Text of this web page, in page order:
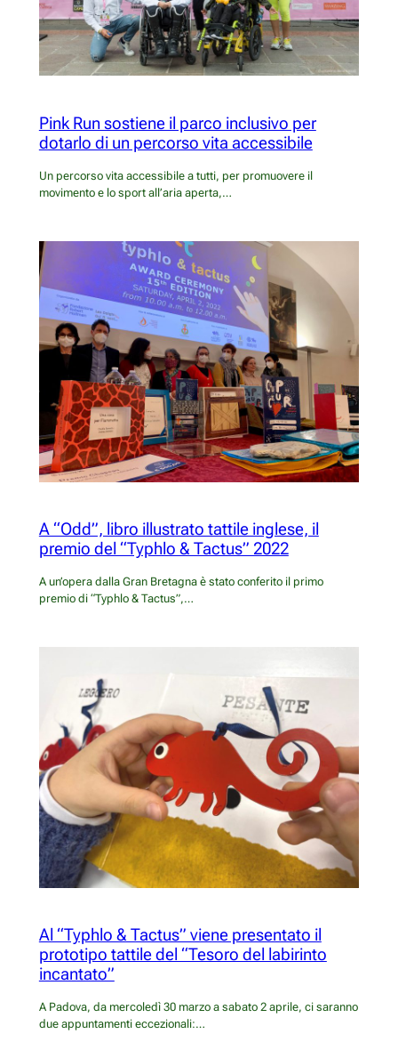
Pink Run sostiene il parco inclusivo per
dotarlo di un percorso vita accessibile
Un percorso vita accessibile a tutti, per promuovere il
movimento e lo sport all’aria aperta,…
A “Odd”, libro illustrato tattile inglese, il
premio del “Typhlo & Tactus” 2022
A un’opera dalla Gran Bretagna è stato conferito il primo
premio di “Typhlo & Tactus”,…
Al “Typhlo & Tactus” viene presentato il
prototipo tattile del “Tesoro del labirinto
incantato”
A Padova, da mercoledì 30 marzo a sabato 2 aprile, ci saranno
due appuntamenti eccezionali:…